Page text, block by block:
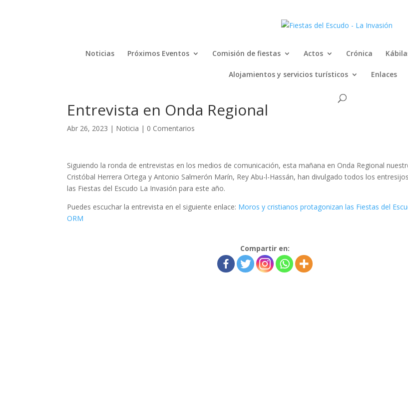
Noticias Próximos Eventos Comisión de fiestas Actos Crónica
Alojamientos y servicios turísticos Enlaces
Entrevista en Onda Regional
Abr 26, 2023 | Noticia | 0 Comentarios
Siguiendo la ronda de entrevistas en los medios de comunicación, esta mañana en Onda Regional
Cristóbal Herrera Ortega y Antonio Salmerón Marín, Rey Abu-l-Hassán, han divulgado todos los
las Fiestas del Escudo La Invasión para este año.
Puedes escuchar la entrevista en el siguiente enlace: Moros y cristianos protagonizan las Fiestas del
ORM
Compartir en: